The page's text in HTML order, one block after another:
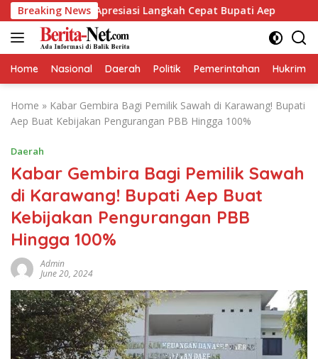
Skip
to
content
Breaking News
Apresiasi Langkah Cepat Bupati Aep
Home Nasional Daerah Politik Pemerintahan Hukrim
Home » Kabar Gembira Bagi Pemilik Sawah di Karawang! Bupati
Aep Buat Kebijakan Pengurangan PBB Hingga 100%
Daerah
Kabar Gembira Bagi Pemilik Sawah
di Karawang! Bupati Aep Buat
Kebijakan Pengurangan PBB
Hingga 100%
Admin
June 20, 2024